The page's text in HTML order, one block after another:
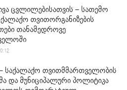
ცვლილებისათვის – სათემო
თვითორგანიზების
თანამედროვე
საქალაქო თვითმმართველობის
და მუნიციპალური პოლიტიკა